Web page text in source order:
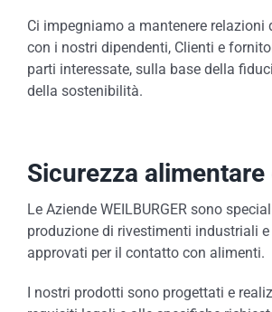
Ci impegniamo a mantenere relazioni
con i nostri dipendenti, Clienti e
parti interessate, sulla base della
della sostenibilità.
Sicurezza alimentare
Le Aziende WEILBURGER sono
produzione di rivestimenti industriali
approvati per il contatto con alimenti.
I nostri prodotti sono progettati e